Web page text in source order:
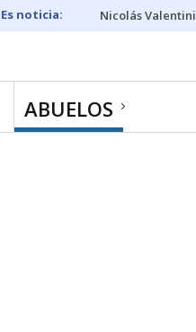
Nicolás Valentini
ABUELOS